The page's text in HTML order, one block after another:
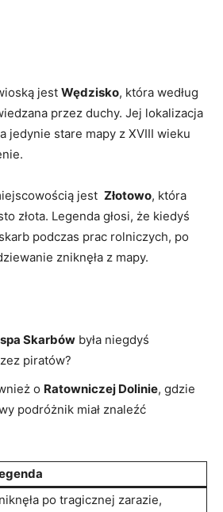
jest Wędzisko, która według
przez duchy. Jej ⁤lokalizacja
jedynie stare mapy z XVIII wieku
jest Złotowo, która
złota. Legenda głosi, że kiedyś
podczas prac rolniczych, po
zniknęła z mapy.
Skarbów była niegdyś
piratów?
o Ratowniczej ‍Dolinie, gdzie
podróżnik miał znaleźć
po tragicznej zarazie,